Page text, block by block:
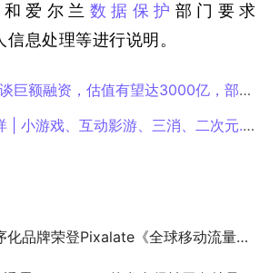
爱尔兰 数据保护 部门要求
信息处理等进行说明。
融资，估值有望达3000亿，部分用于“星际之门”
、互动影游、三消、二次元...一文盘点24年度最佳游戏都有谁
荣登Pixalate《全球移动流量平台市场份额榜单》